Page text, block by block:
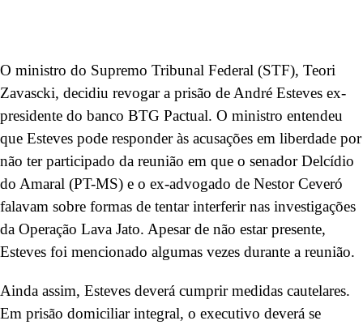
O ministro do Supremo Tribunal Federal (STF), Teori
Zavascki, decidiu revogar a prisão de André Esteves ex-
presidente do banco BTG Pactual. O ministro entendeu
que Esteves pode responder às acusações em liberdade por
não ter participado da reunião em que o senador Delcídio
do Amaral (PT-MS) e o ex-advogado de Nestor Ceveró
falavam sobre formas de tentar interferir nas investigações
da Operação Lava Jato. Apesar de não estar presente,
Esteves foi mencionado algumas vezes durante a reunião.
Ainda assim, Esteves deverá cumprir medidas cautelares.
Em prisão domiciliar integral, o executivo deverá se